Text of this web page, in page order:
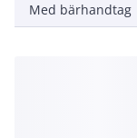
Med bärhandtag